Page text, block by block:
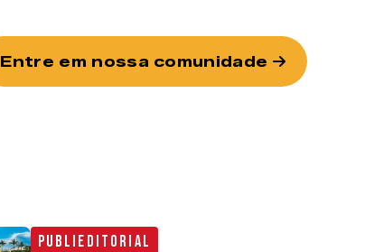
Entre em nossa comunidade
Publieditorial